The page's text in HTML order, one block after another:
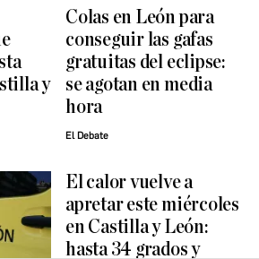
y
Colas en León para
conseguir las gafas
gratuitas del eclipse:
se agotan en media
hora
El Debate
El calor vuelve a
apretar este miércoles
en Castilla y León:
hasta 34 grados y